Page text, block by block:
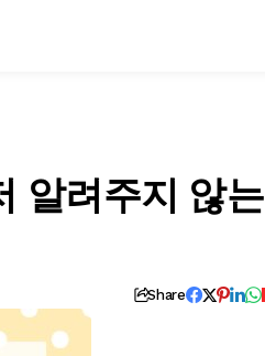
알려주지 않는
Share